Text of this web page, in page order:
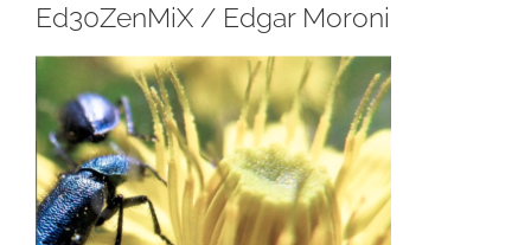
Ed30ZenMiX / Edgar Moroni